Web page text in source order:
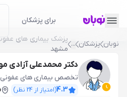
برای پزشکان
نوبان پزشکان ...
پزشک بیماری های
مشهد
دکتر محمدعلی آزادی
تخصص بیماری های
4.3(امتیاز از 24 نظر)